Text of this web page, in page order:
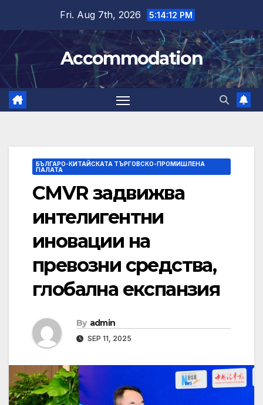
content
Fri. Aug 7th, 2026 5:14:13 PM
Accommodation
БЪЛГАРО-КИТАЙСКАТА ТЪРГОВСКО-ПРОМИШЛЕНА
ПАЛАТА
CMVR задвижва
интелигентни
иновации на
превозни средства,
глобална експанзия
By admin
SEP 11, 2025